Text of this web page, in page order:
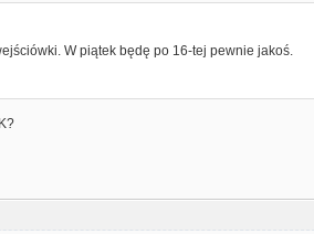
W piątek będę po 16-tej pewnie jakoś.